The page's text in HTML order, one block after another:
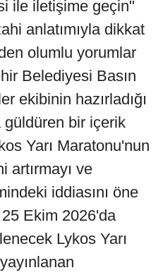
ile iletişime geçin"
anlatımıyla dikkat
olumlu yorumlar
Belediyesi Basın
ekibinin hazırladığı
güldüren bir içerik
Yarı Maratonu'nun
artırmayı ve
iddiasını öne
25 Ekim 2026'da
Lykos Yarı